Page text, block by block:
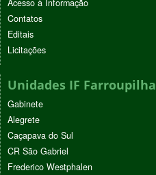
Acesso à Informação
Contatos
Editais
Licitações
Unidades IF Farroupilha
Gabinete
Alegrete
Caçapava do Sul
CR São Gabriel
Frederico Westphalen